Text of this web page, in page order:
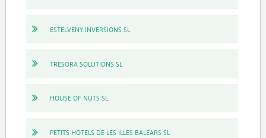
ESTELVENY INVERSIONS SL
TRESORA SOLUTIONS SL
HOUSE OF NUTS SL
PETITS HOTELS DE LES ILLES BALEARS SL